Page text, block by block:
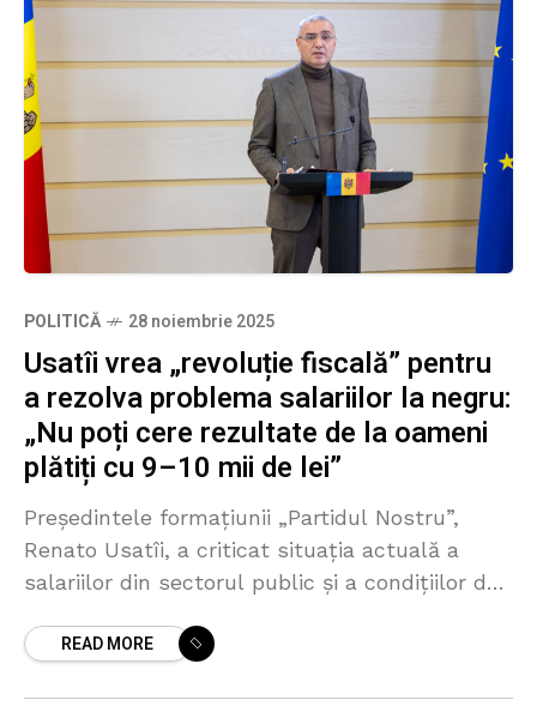
POLITICĂ 28 noiembrie 2025
Usatîi vrea „revoluție fiscală” pentru
a rezolva problema salariilor la negru:
„Nu poți cere rezultate de la oameni
plătiți cu 9–10 mii de lei”
Președintele formațiunii „Partidul Nostru”,
Renato Usatîi, a criticat situația actuală a
salariilor din sectorul public și a condițiilor de
discurs la Parlament
READ MORE